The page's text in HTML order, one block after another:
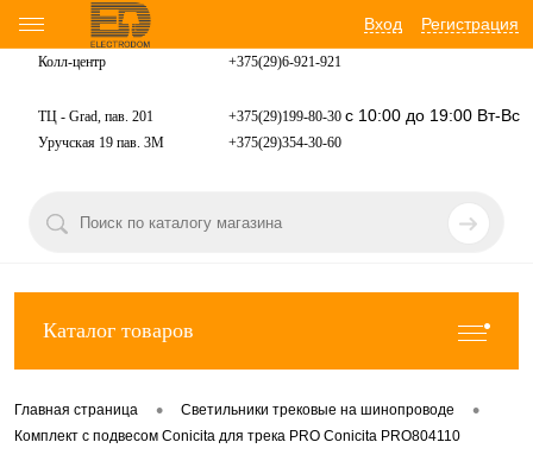
Вход Регистрация
Колл-центр +375(29)6-921-921
ТЦ - Grad, пав. 201 +375(29)199-80-30 с 10:00 до 19:00 Вт-Вс
Уручская 19 пав. 3М +375(29)354-30-60
Каталог товаров
Главная страница • Светильники трековые на шинопроводе •
Комплект с подвесом Conicita для трека PRO Conicita PRO804110